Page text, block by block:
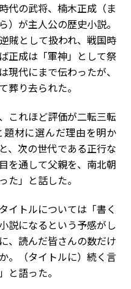
代の武将、楠木正成（ま
）が主人公の歴史小説。
賊として扱われ、戦国時
正成は「軍神」として祭
現代にまで伝わったが、
葬り去られた。
これほど評価が二転三転
材に選んだ理由を明か
、次の世代である正行な
を通して父親を、南北朝
た」と話した。
イトルについては「書く
説になるという予感がし
、読んだ皆さんの数だけ
。（タイトルに）続く言
と語った。